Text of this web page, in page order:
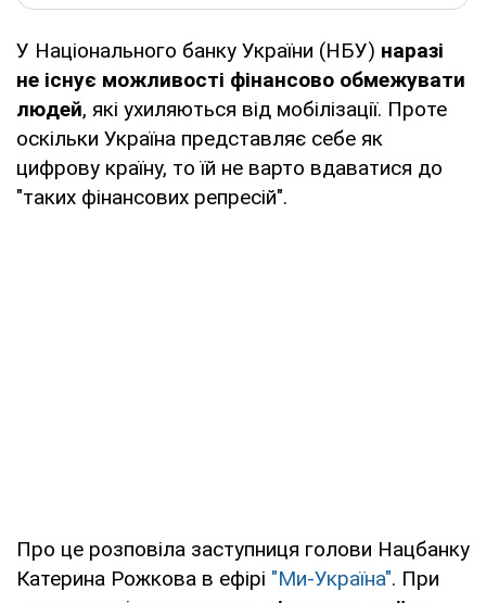
У Національного банку України (НБУ) наразі
не існує можливості фінансово обмежувати
людей, які ухиляються від мобілізації. Проте
оскільки Україна представляє себе як
цифрову країну, то їй не варто вдаватися до
"таких фінансових репресій".
Про це розповіла заступниця голови Нацбанку
Катерина Рожкова в ефірі "Ми-Україна". При